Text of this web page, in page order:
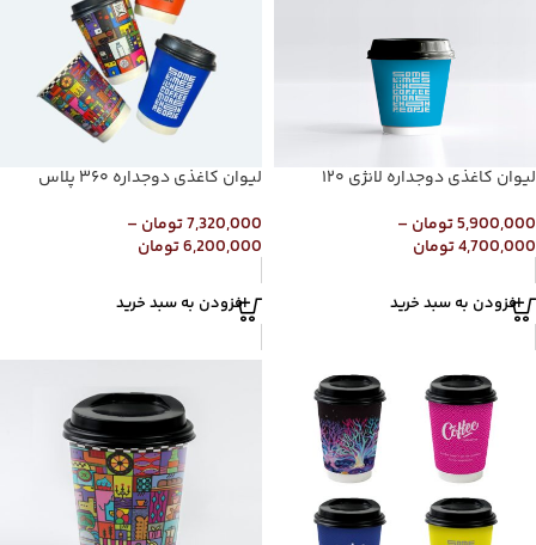
لیوان کاغذی دوجداره لانژی ۱۲۰
5,900,000تومان –
4,700,000تومان
افزودن به سبد خرید
لیوان کاغذی دوجداره ۳۶۰ پلاس
7,320,000تومان –
6,200,000تومان
افزودن به سبد خرید